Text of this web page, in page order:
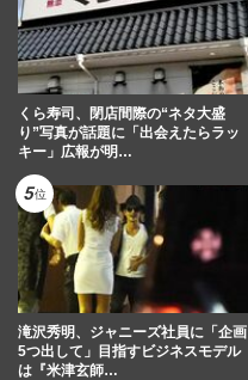
くら寿司、閉店間際の“ネタ大盛
り”写真が話題に「出会えたらラッ
キー」広報が明…
滝沢秀明、ジャニーズ社員に「企画
5つ出して」目指すビジネスモデル
は『米津玄師…